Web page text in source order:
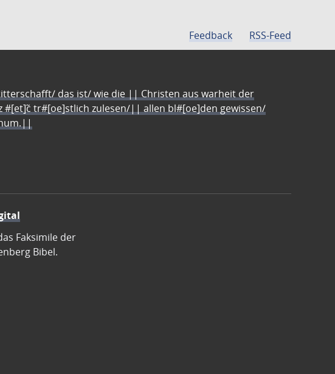
Feedback RSS-Feed
das ist/ wie die || Christen aus warheit der
tr#[oe]stlich zulesen/|| allen bl#[oe]den gewissen/
Faksimile der
Bibel.